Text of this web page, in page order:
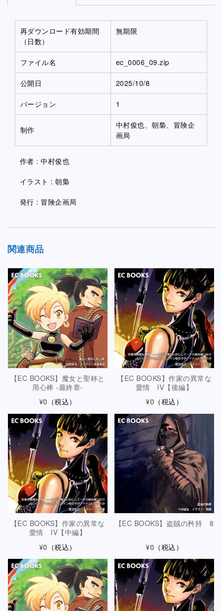
再ダウンロード有効期間
（日数）
無期限
ファイル名 ec_0006_09.zip
公開日 2025/10/8
バージョン 1
制作
中村俊也、朝梟、冒険企
画局
作者 : 中村俊也
イラスト : 朝梟
発行 : 冒険企画局
関連商品
【EC BOOKS】魔女と聖杯と
用心棒 -最終章-
¥0 （税込）
【EC BOOKS】作家の異常な
愛情 IV【後編】
¥0 （税込）
【EC BOOKS】作家の異常な
愛情 IV【中編】
¥0 （税込）
【EC BOOKS】盗賊の矜持 8
¥0 （税込）